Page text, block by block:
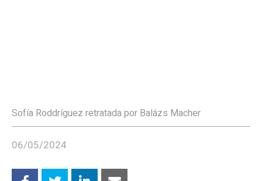
Sofía Roddríguez retratada por Balázs Macher
06/05/2024